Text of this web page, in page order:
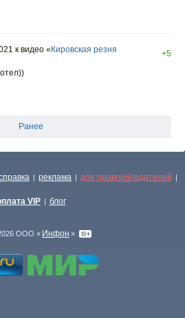
к видео «Кировская резня
+5
Ранее
| реклама | для правообладателей |
VIP | блог
ООО « Инфон »